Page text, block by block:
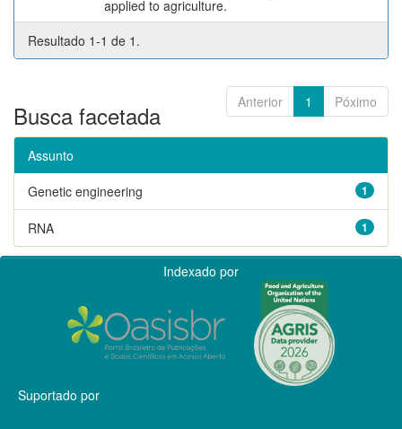
applied to agriculture.
Resultado 1-1 de 1.
Anterior 1 Póximo
Busca facetada
Assunto
1
Genetic engineering
1
RNA
Indexado por
Suportado por